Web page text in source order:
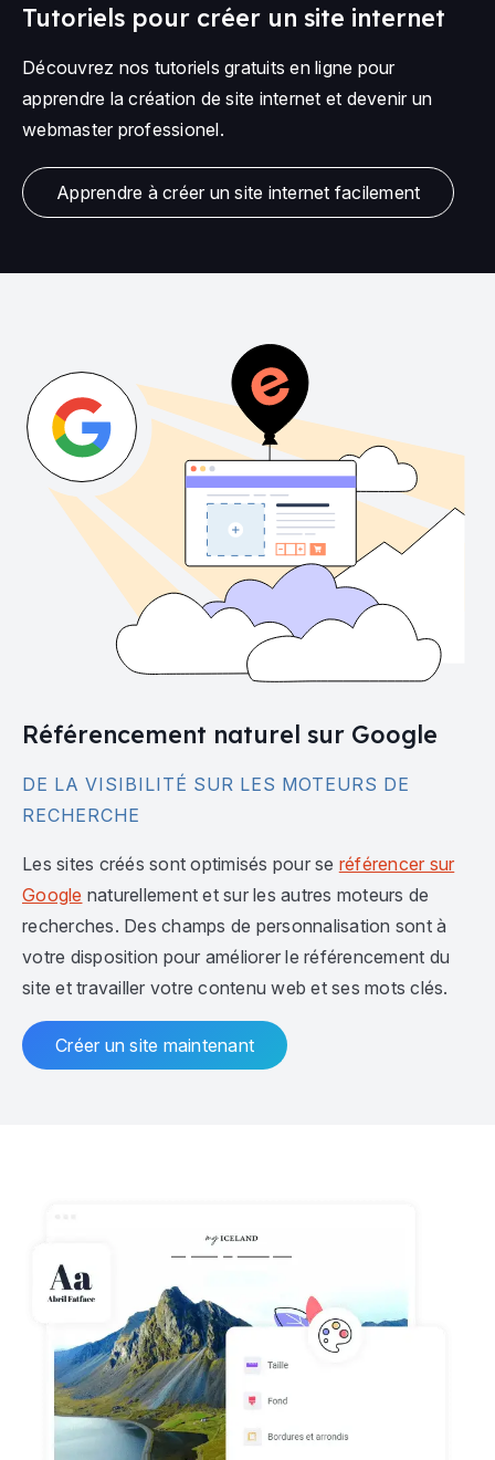
Tutoriels pour créer un site internet
Découvrez nos tutoriels gratuits en ligne pour
apprendre la création de site internet et devenir un
webmaster professionel.
Apprendre à créer un site internet facilement
Référencement naturel sur Google
DE LA VISIBILITÉ SUR LES MOTEURS DE
RECHERCHE
Les sites créés sont optimisés pour se référencer sur
Google naturellement et sur les autres moteurs de
recherches. Des champs de personnalisation sont à
votre disposition pour améliorer le référencement du
site et travailler votre contenu web et ses mots clés.
Créer un site maintenant